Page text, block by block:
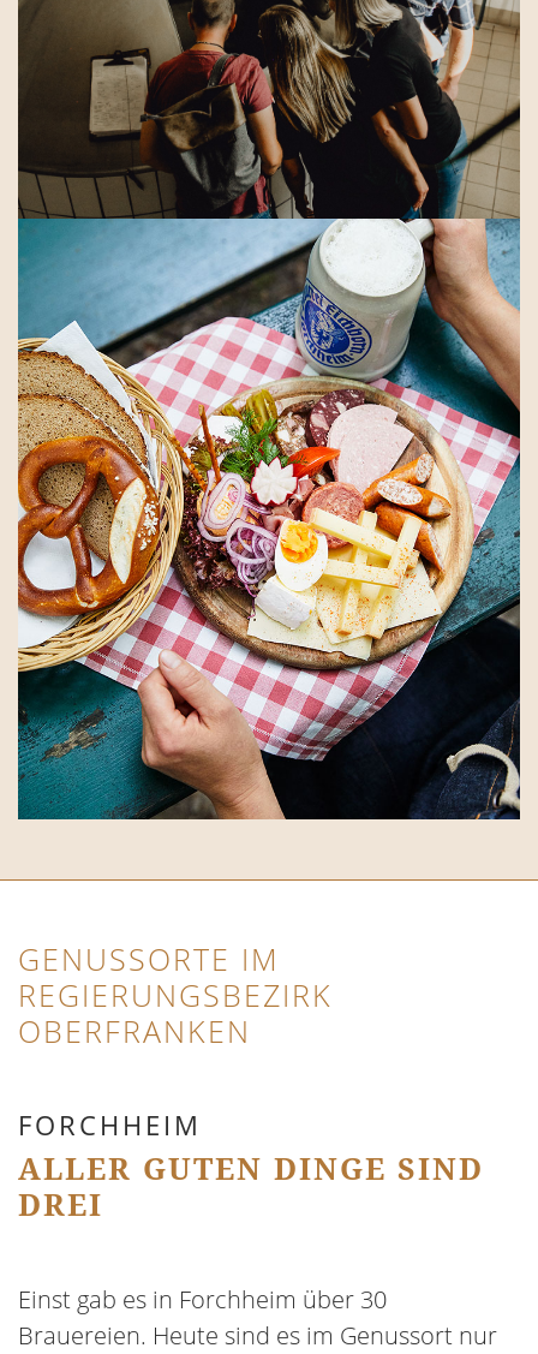
GENUSSORTE IM
REGIERUNGSBEZIRK
OBERFRANKEN
FORCHHEIM
ALLER GUTEN DINGE SIND
DREI
Einst gab es in Forchheim über 30
Brauereien. Heute sind es im Genussort nur